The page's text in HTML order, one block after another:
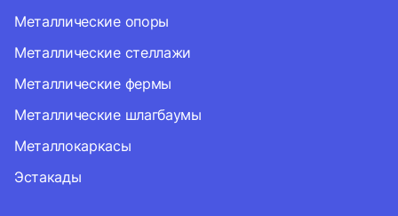
Металлические опоры
Металлические стеллажи
Металлические фермы
Металлические шлагбаумы
Металлокаркасы
Эстакады